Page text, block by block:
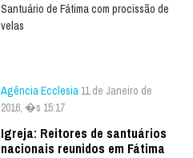
Santuário de Fátima com procissão de
velas
Agência Ecclesia 11 de Janeiro de
2016, �s 15:17
Igreja: Reitores de santuários
nacionais reunidos em Fátima